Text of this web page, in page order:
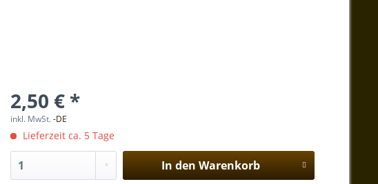
2,50 € *
inkl. MwSt.-DE
Lieferzeit ca. 5 Tage
In den Warenkorb